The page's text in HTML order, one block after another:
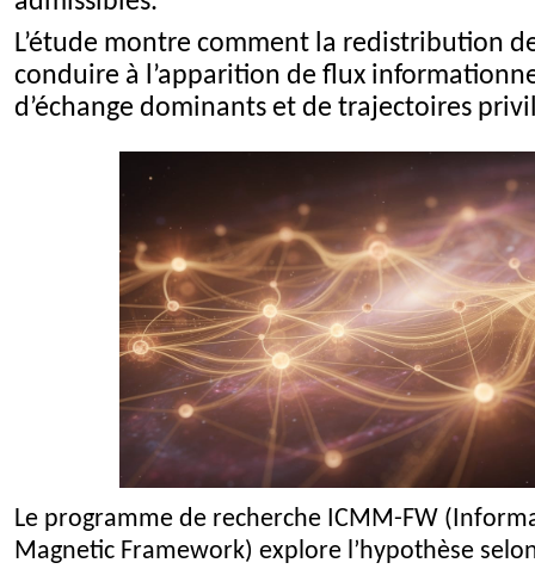
L’étude montre comment la redistribution
conduire à l’apparition de flux
d’échange dominants et de trajectoires
Le programme de recherche ICMM-FW
Magnetic Framework) explore l’hypothèse